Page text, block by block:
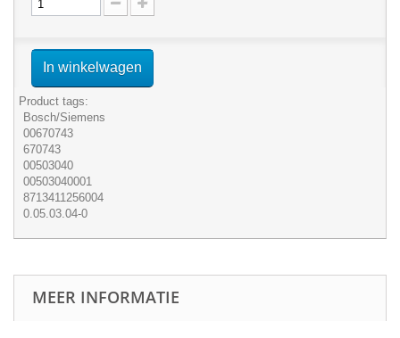
In winkelwagen
Product tags:
Bosch/Siemens
00670743
670743
00503040
00503040001
8713411256004
0.05.03.04-0
MEER INFORMATIE